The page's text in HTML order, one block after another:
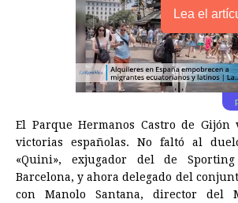
Lea el
El Parque Hermanos Castro de
victorias españolas. No faltó al
«Quini», exjugador del de
Barcelona, y ahora delegado del
con Manolo Santana, director del